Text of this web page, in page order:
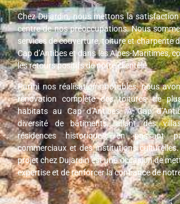
Chez Dujardin, nous mettons la
centre de nos préoccupations. Nous
services de couverture, toiture et charpente
Cap d’Antibes et dans les Alpes-Maritimes,
les retours positifs de notre clientèle.
Parmi nos réalisations notables, nous
rénovation complète des toitures de
habitats au Cap d’Antibes. À Cap
diversité de bâtiments, allant des
résidences historiques, en passant
commerciaux et des institutions
projet chez Dujardin est une occasion de
expertise et de renforcer la confiance de